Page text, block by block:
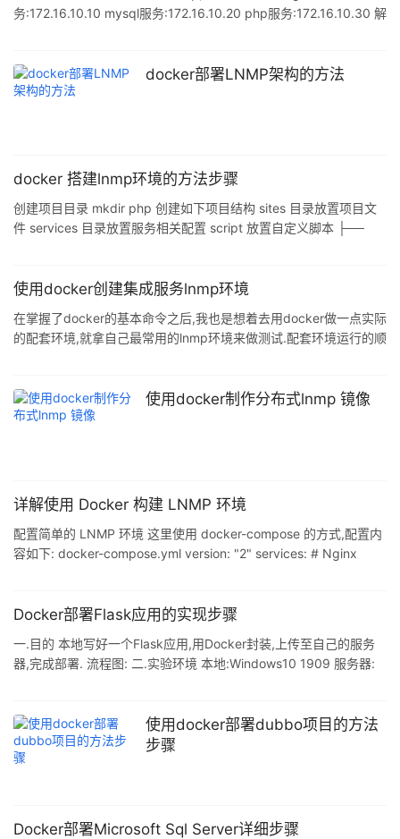
务:172.16.10.10 mysql服务:172.16.10.20 php服务:172.16.10.30 解
义一个网段,来指定容器的ip地址. 项目操作: (1) 首先自定义一个网
络: [root@sqm-docker01 ~]# docker network create -d bridge -
docker部署LNMP架构的方法
docker 搭建lnmp环境的方法步骤
创建项目目录 mkdir php 创建如下项目结构 sites 目录放置项目文
件 services 目录放置服务相关配置 script 放置自定义脚本 ├──
├── Dockerfile │ │ ├── conf.d │ │ │ └── default.conf │ │
使用docker创建集成服务lnmp环境
在掌握了docker的基本命令之后,我也是想着去用docker做一点实际
的配套环境,就拿自己最常用的lnmp环境来做测试.配套环境运行的顺
企业以及个人开发者,官方的镜像更为安全,省心省力. # 拉取镜像 $
docker pull mysql # 运行MySQL $ docker run MySQL --name
使用docker制作分布式lnmp 镜像
详解使用 Docker 构建 LNMP 环境
配置简单的 LNMP 环境 这里使用 docker-compose 的方式,配置内
容如下: docker-compose.yml version: "2" services: # Nginx
8080:80 depends_on: - php # 同 php 一起共享 ./apps
Docker部署Flask应用的实现步骤
一.目的 本地写好一个Flask应用,用Docker封装,上传至自己的服务
器,完成部署. 流程图: 二.实验环境 本地:Windows10 1909 服务器:
建一个Flask应用docker_flask (2)安装gunicorn,gevent包 (3)新建
gunicorn.config.py文件,并填入以下内容 wor
使用docker部署dubbo项目的方法
步骤
Docker部署Microsoft Sql Server详细步骤